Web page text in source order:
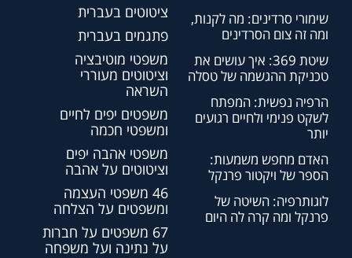
שימורי סרדינים: מה לקנות,
ומה זה צום הסרדינים
שיטת 369: איך עושים את
טכניקת ההגשמה של טסלה
הרפיה נפשית: המפתח
לשקט פנימי ולחיים רגועים
יותר
האדם מחפש משמעות:
הספר של ויקטור פרנקל
לוגותרפיה: השיטה של
פרנקל ומה קרה לה היום
ציטוטים בעברית
פתגמים בעברית
משפטי מוטיבציה
וציטוטים מעוררי
השראה
משפטים יפים לחיים
ומשפטי חכמה
משפטי אהבה יפים
וציטוטים על אהבה
46 משפטי העצמה
ומשפטים על הצלחה
67 משפטים על חברות
על נתינה ועל משפחה